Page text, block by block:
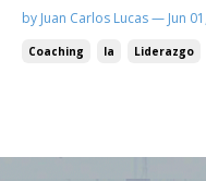
episodio en YouTube.
coaches o líderes
by Juan Carlos Lucas — Jun
Coaching Ia Liderazgo